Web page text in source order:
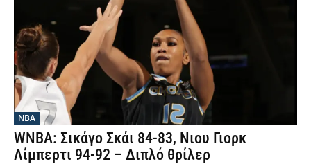
NBA
WNBA: Σικάγο Σκάι 84-83, Νιου Γιορκ
Λίμπερτι 94-92 – Διπλό θρίλερ